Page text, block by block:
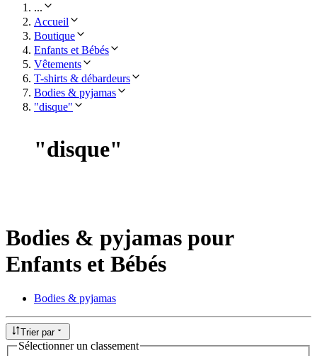
...
Accueil
Boutique
Enfants et Bébés
Vêtements
T-shirts & débardeurs
Bodies & pyjamas
"disque"
"disque"
Bodies & pyjamas pour
Enfants et Bébés
Bodies & pyjamas
Trier par
Sélectionner un classement